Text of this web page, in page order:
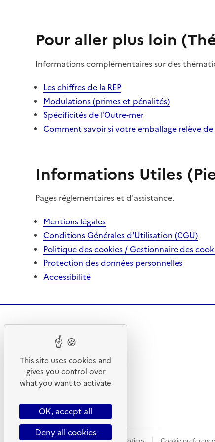
Pour aller plus loin
Informations complémentaires sur des
Les chiffres de la REP
Modulations (primes et pénalités)
Spécificités de l'Outre-mer
Comment savoir si votre emballage relève
Informations Utiles
Pages réglementaires et d'assistance.
Mentions légales
Conditions Générales d'Utilisation (CGU)
Politique des cookies / Gestionnaire des
Protection des données personnelles
Accessibilité
This site uses cookies and
gives you control over
what you want to activate
OK, accept all
Deny all cookies